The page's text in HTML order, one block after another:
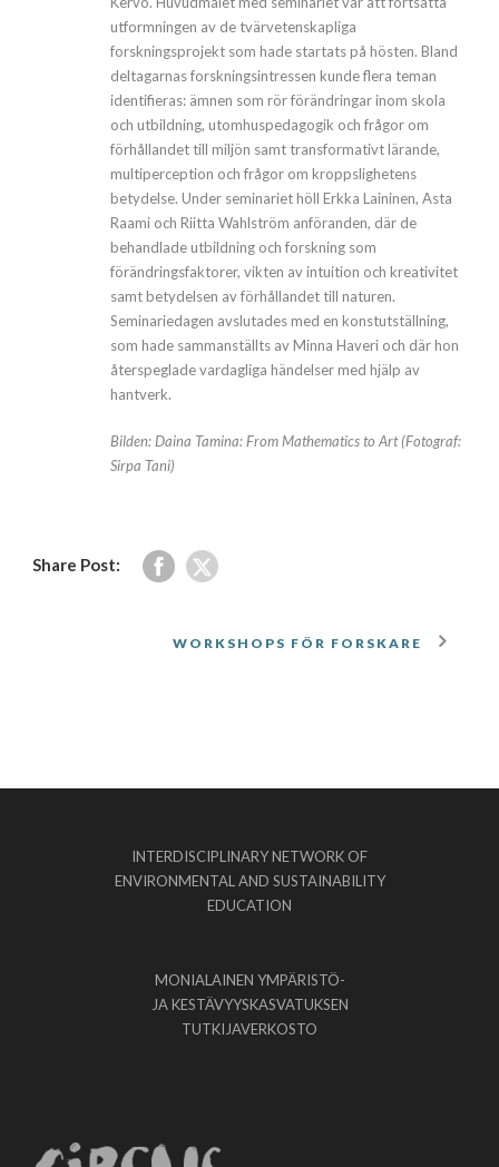
utformningen av de tvärvetenskapliga
forskningsprojekt som hade startats på hösten. Bland
deltagarnas forskningsintressen kunde flera teman
identifieras: ämnen som rör förändringar inom skola
och utbildning, utomhuspedagogik och frågor om
förhållandet till miljön samt transformativt lärande,
multiperception och frågor om kroppslighetens
betydelse. Under seminariet höll Erkka Laininen, Asta
Raami och Riitta Wahlström anföranden, där de
behandlade utbildning och forskning som
förändringsfaktorer, vikten av intuition och kreativitet
samt betydelsen av förhållandet till naturen.
Seminariedagen avslutades med en konstutställning,
som hade sammanställts av Minna Haveri och där hon
återspeglade vardagliga händelser med hjälp av
hantverk.
Bilden: Daina Tamina: From Mathematics to Art (Fotograf:
Sirpa Tani)
Share Post:
WORKSHOPS FÖR FORSKARE
INTERDISCIPLINARY NETWORK OF
ENVIRONMENTAL AND SUSTAINABILITY
EDUCATION
MONIALAINEN YMPÄRISTÖ-
JA KESTÄVYYSKASVATUKSEN
TUTKIJAVERKOSTO